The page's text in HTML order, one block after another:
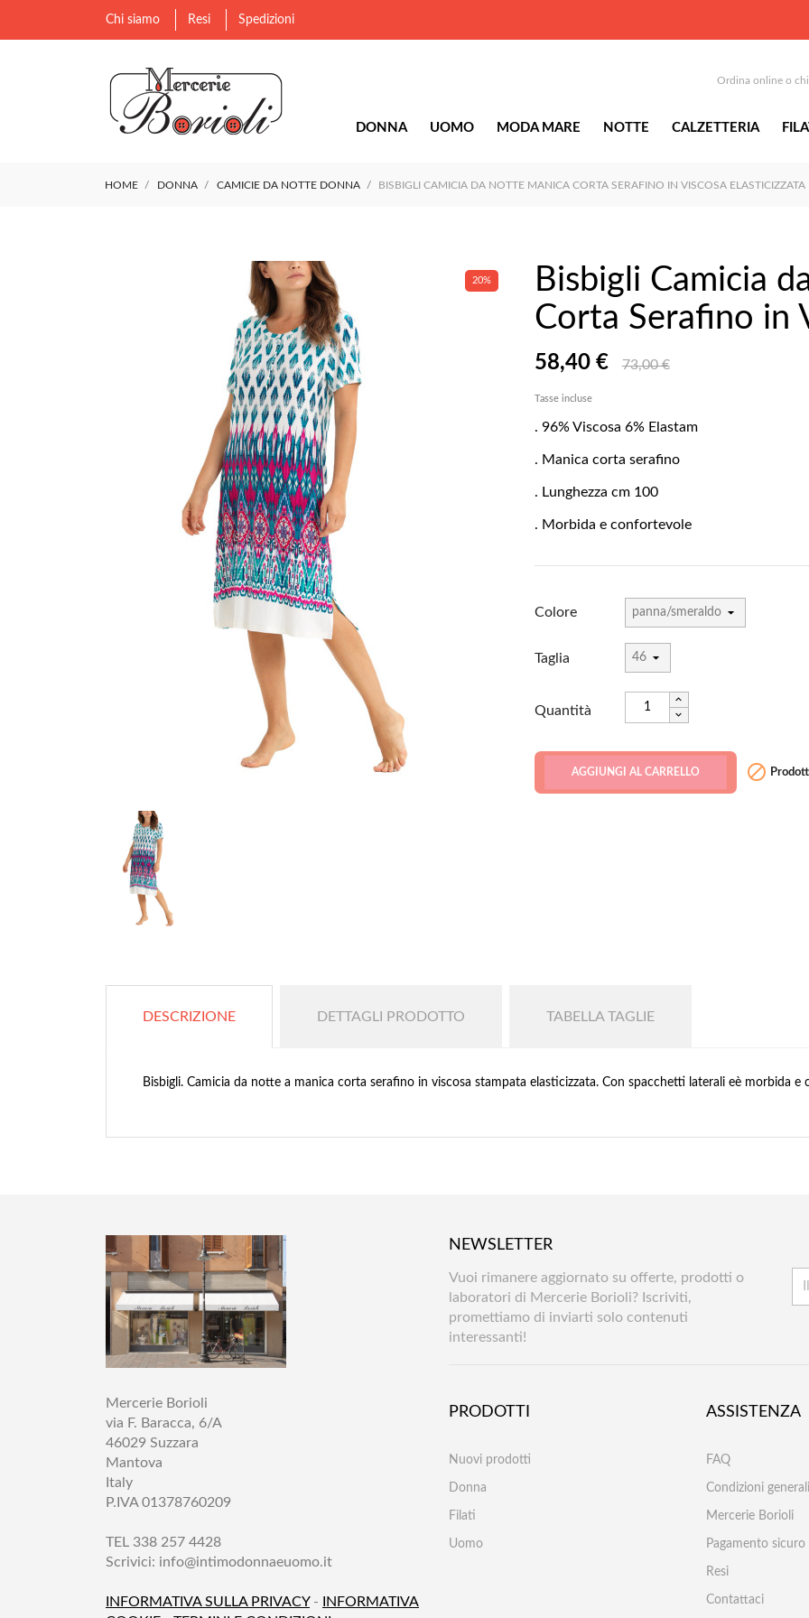
Chi siamo Resi Spedizioni
Ordina online o
DONNA UOMO MODA MARE NOTTE CALZETTERIA
HOME DONNA CAMICIE DA NOTTE DONNA BISBIGLI CAMICIA DA NOTTE MANICA CORTA SERAFINO IN VISCOSA ELASTICIZZATA
20%
Bisbigli Camicia
Corta Serafino in
58,40 € 73,00 €
Tasse incluse
. 96% Viscosa 6% Elastam
. Manica corta serafino
. Lunghezza cm 100
. Morbida e confortevole
Colore
Taglia
Quantità
AGGIUNGI AL CARRELLO 
DESCRIZIONE DETTAGLI PRODOTTO TABELLA TAGLIE
Bisbigli. Camicia da notte a manica corta serafino in viscosa stampata elasticizzata. Con spacchetti laterali eè morbida e
Mercerie Borioli
via F. Baracca, 6/A
46029 Suzzara
Mantova
Italy
P.IVA 01378760209
TEL 338 257 4428
Scrivici: info@intimodonnaeuomo.it
INFORMATIVA SULLA PRIVACY-
INFORMATIVA
NEWSLETTER
Vuoi rimanere aggiornato su offerte, prodotti o
laboratori di Mercerie Borioli? Iscriviti,
promettiamo di inviarti solo contenuti
interessanti!
PRODOTTI
Nuovi prodotti
Donna
Filati
Uomo
ASSISTENZA
FAQ
Condizioni
Mercerie Borioli
Pagamento sicuro
Resi
Contattaci